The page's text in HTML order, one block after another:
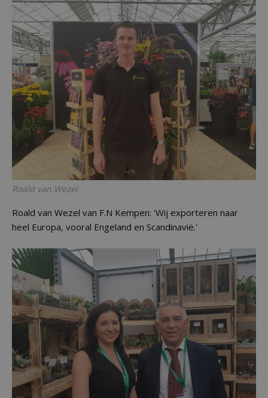
Roald van Wezel
Roald van Wezel van F.N Kempen: 'Wij exporteren naar
heel Europa, vooral Engeland en Scandinavië.'